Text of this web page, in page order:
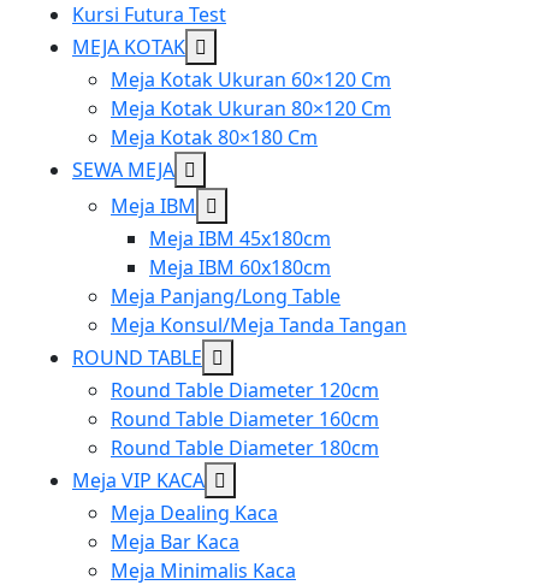
Kursi Futura Test
MEJA KOTAK Show
sub
menu
Meja Kotak Ukuran 60×120 Cm
Meja Kotak Ukuran 80×120 Cm
Meja Kotak 80×180 Cm
SEWA MEJA Show
sub
menu
Meja IBM Show
sub
menu
Meja IBM 45x180cm
Meja IBM 60x180cm
Meja Panjang/Long Table
Meja Konsul/Meja Tanda Tangan
ROUND TABLE Show
sub
menu
Round Table Diameter 120cm
Round Table Diameter 160cm
Round Table Diameter 180cm
Meja VIP KACA Show
sub
menu
Meja Dealing Kaca
Meja Bar Kaca
Meja Minimalis Kaca